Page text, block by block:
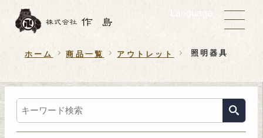
Language
ホーム 商品一覧 アウトレット 照明器具